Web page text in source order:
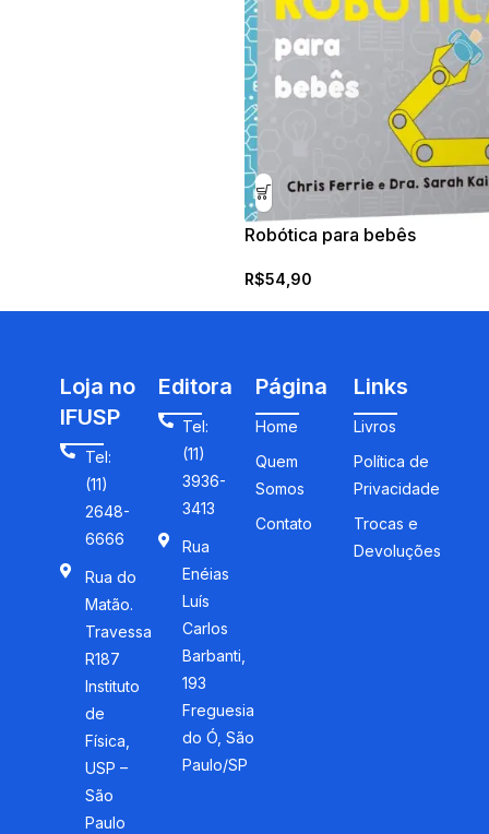
Robótica para bebês
R$54,90
Loja no
IFUSP
Tel:
(11)
2648-
6666
Rua do
Matão.
Travessa
R187
Instituto
de
Física,
USP –
São
Paulo
Editora
Tel:
(11)
3936-
3413
Rua
Enéias
Luís
Carlos
Barbanti,
193
Freguesia
do Ó, São
Paulo/SP
Página
Home
Quem
Somos
Contato
Links
Livros
Política de
Privacidade
Trocas e
Devoluções